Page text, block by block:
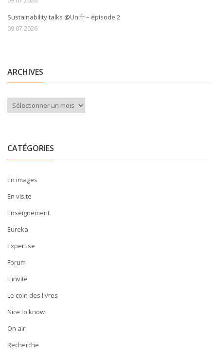
Sustainability talks @Unifr – épisode 2
09.07.2026
ARCHIVES
Archives
CATÉGORIES
En images
En visite
Enseignement
Eureka
Expertise
Forum
L'invité
Le coin des livres
Nice to know
On air
Recherche